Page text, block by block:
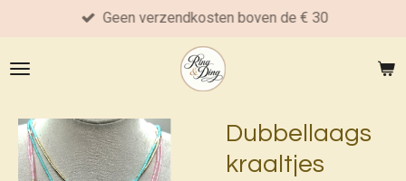
naar
Geen verzendkosten boven de € 30
Dubbellaags
kraaltjes